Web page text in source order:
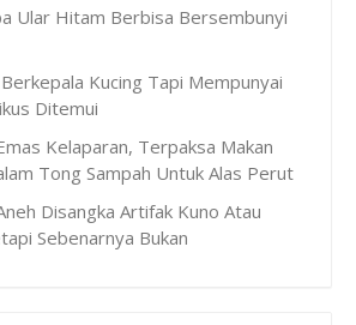
Ular Hitam Berbisa Bersembunyi
Kucing Tapi Mempunyai
Ditemui
Kelaparan, Terpaksa Makan
Tong Sampah Untuk Alas Perut
Disangka Artifak Kuno Atau
Sebenarnya Bukan